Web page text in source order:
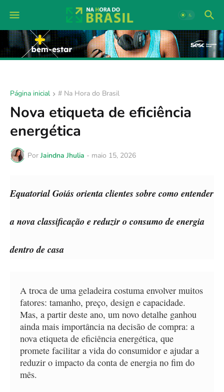
Página inicial # Na Hora do Brasil
Nova etiqueta de eficiência
energética
Por Jaindna Jhulia - maio 15, 2026
Equatorial Goiás orienta clientes sobre como entender
a nova classificação e reduzir o consumo de energia
dentro de casa
A troca de uma geladeira costuma envolver muitos
fatores: tamanho, preço, design e capacidade.
Mas, a partir deste ano, um novo detalhe ganhou
ainda mais importância na decisão de compra: a
nova etiqueta de eficiência energética, que
promete facilitar a vida do consumidor e ajudar a
reduzir o impacto da conta de energia no fim do
mês.